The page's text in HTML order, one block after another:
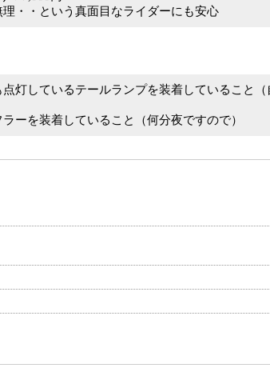
・・という真面目なライダーにも安心
灯しているテールランプを装着していること（
ーを装着していること（何分夜ですので）